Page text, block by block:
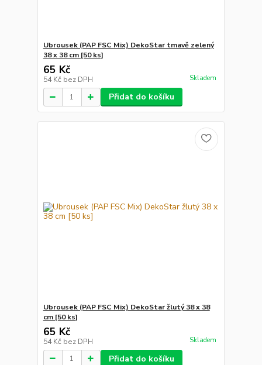
Ubrousek (PAP FSC Mix) DekoStar tmavě zelený
38 x 38 cm [50 ks]
65 Kč
54 Kč bez DPH Skladem
Přidat do košíku
Ubrousek (PAP FSC Mix) DekoStar žlutý 38 x 38
cm [50 ks]
65 Kč
54 Kč bez DPH Skladem
Přidat do košíku